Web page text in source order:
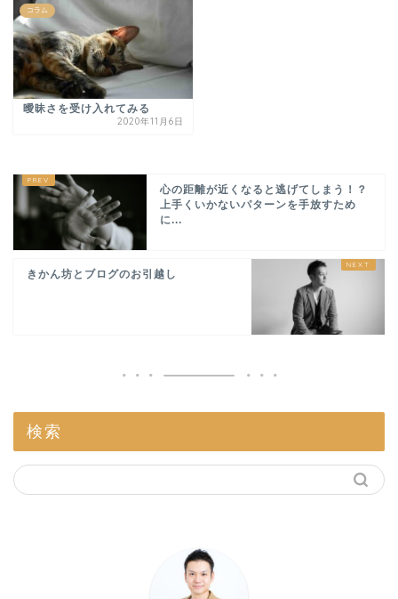
コラム
曖昧さを受け入れてみる
2020年11月6日
心の距離が近くなると逃げてしまう！？
上手くいかないパターンを手放すため
に...
きかん坊とブログのお引越し
検索